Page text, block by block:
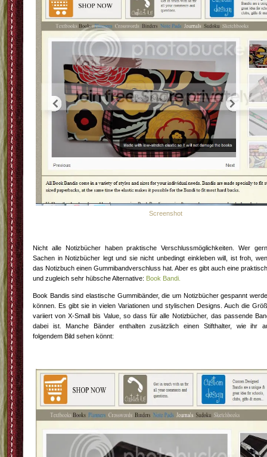
Screenshot
Nicht alle Notizbücher haben praktische Verschlussmöglichkeiten. Wer
Sachen in Notizbücher legt und sie nicht unbedingt einkleben will, ist froh,
das Notizbuch einen Gummibandverschluss hat. Aber es gibt auch eine
und zugleich sehr hübsche Alternative: Book Bandi.
Book Bandis sind elastische Gummibänder, die um Notizbücher gespannt
können. Es gibt sie in vielen Variationen und stylischen Designs. Auch die
variiert von X-Small bis Value, so dass für alle Notizbücher, das passende
dabei ist. Manche Bänder enthalten zusätzlich einen Stifthalter, wie ihr
folgendem Bild sehen könnt: